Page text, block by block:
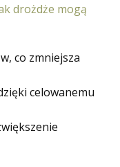
drożdże mogą
co zmniejsza
celowanemu